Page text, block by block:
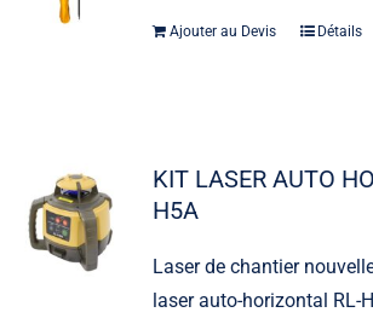
Ajouter au Devis Détails
KIT LASER AUTO
H5A
Laser de chantier
laser auto-horizontal RL-